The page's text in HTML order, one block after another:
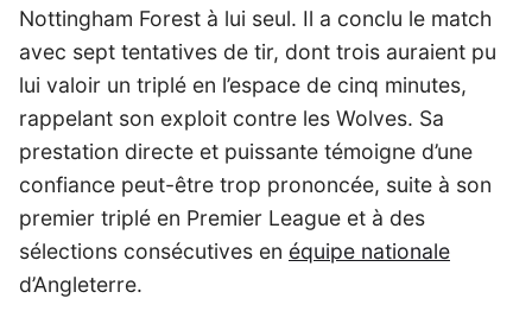
Nottingham Forest à lui seul. Il a conclu le match
avec sept tentatives de tir, dont trois auraient pu
lui valoir un triplé en l’espace de cinq minutes,
rappelant son exploit contre les Wolves. Sa
prestation directe et puissante témoigne d’une
confiance peut-être trop prononcée, suite à son
premier triplé en Premier League et à des
sélections consécutives en équipe nationale
d’Angleterre.